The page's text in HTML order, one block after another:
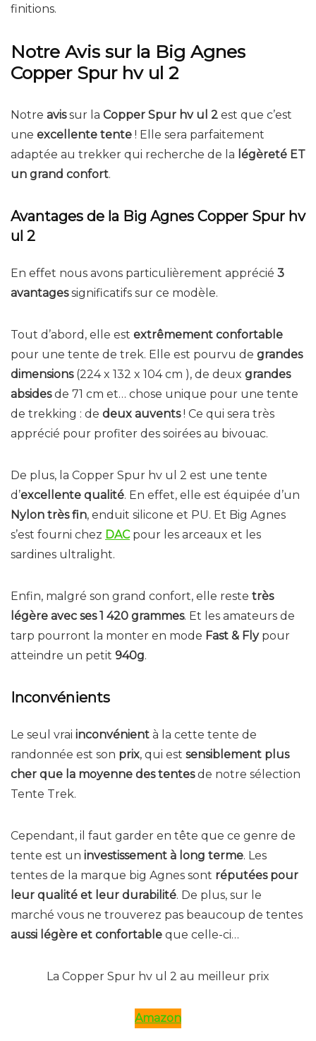
finitions.
Notre Avis sur la Big Agnes
Copper Spur hv ul 2
Notre avissur la Copper Spur hv ul 2 est que c’est
une excellente tente ! Elle sera parfaitement
adaptée au trekker qui recherche de la légèreté ET
un grand confort.
Avantages de la Big Agnes Copper Spur hv
ul 2
En effet nous avons particulièrement apprécié 3
avantagessignificatifs sur ce modèle.
Tout d’abord, elle est extrêmement confortable
pour une tente de trek. Elle est pourvu de grandes
dimensions(224 x 132 x 104 cm ), de deux grandes
absidesde 71 cm et… chose unique pour une tente
de trekking : de deux auvents! Ce qui sera très
apprécié pour profiter des soirées au bivouac.
De plus, la Copper Spur hv ul 2 est une tente
d’excellente qualité. En effet, elle est équipée d’un
Nylon très fin, enduit silicone et PU. Et Big Agnes
s’est fourni chez DACpour les arceaux et les
sardines ultralight.
Enfin, malgré son grand confort, elle reste très
légère avec ses 1 420 grammes. Et les amateurs de
tarp pourront la monter en mode Fast & Flypour
atteindre un petit 940g.
Inconvénients
Le seul vrai inconvénient à la cette tente de
randonnée est son prix, qui est sensiblement plus
cher que la moyenne des tentesde notre sélection
Tente Trek.
Cependant, il faut garder en tête que ce genre de
tente est un investissement à long terme. Les
tentes de la marque big Agnes sont réputées pour
leur qualité et leur durabilité. De plus, sur le
marché vous ne trouverez pas beaucoup de tentes
aussi légère et confortable que celle-ci…
La Copper Spur hv ul 2 au meilleur prix
Amazon